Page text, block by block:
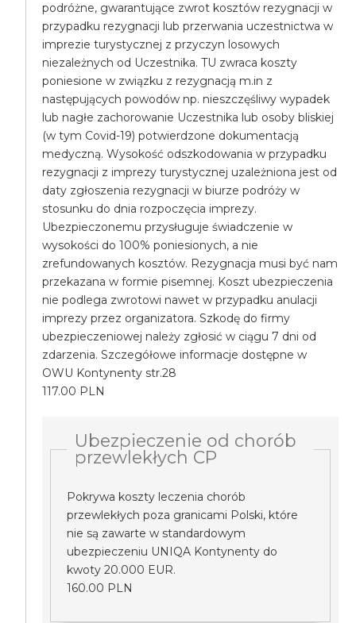
podróżne, gwarantujące zwrot kosztów rezygnacji w
przypadku rezygnacji lub przerwania uczestnictwa w
imprezie turystycznej z przyczyn losowych
niezależnych od Uczestnika. TU zwraca koszty
poniesione w związku z rezygnacją m.in z
następujących powodów np. nieszczęśliwy wypadek
lub nagłe zachorowanie Uczestnika lub osoby bliskiej
(w tym Covid-19) potwierdzone dokumentacją
medyczną. Wysokość odszkodowania w przypadku
rezygnacji z imprezy turystycznej uzależniona jest od
daty zgłoszenia rezygnacji w biurze podróży w
stosunku do dnia rozpoczęcia imprezy.
Ubezpieczonemu przysługuje świadczenie w
wysokości do 100% poniesionych, a nie
zrefundowanych kosztów. Rezygnacja musi być nam
przekazana w formie pisemnej. Koszt ubezpieczenia
nie podlega zwrotowi nawet w przypadku anulacji
imprezy przez organizatora. Szkodę do firmy
ubezpieczeniowej należy zgłosić w ciągu 7 dni od
zdarzenia. Szczegółowe informacje dostępne w
OWU Kontynenty str.28
117.00 PLN
Ubezpieczenie od chorób
przewlekłych CP
Pokrywa koszty leczenia chorób
przewlekłych poza granicami Polski, które
nie są zawarte w standardowym
ubezpieczeniu UNIQA Kontynenty do
kwoty 20.000 EUR.
160.00 PLN